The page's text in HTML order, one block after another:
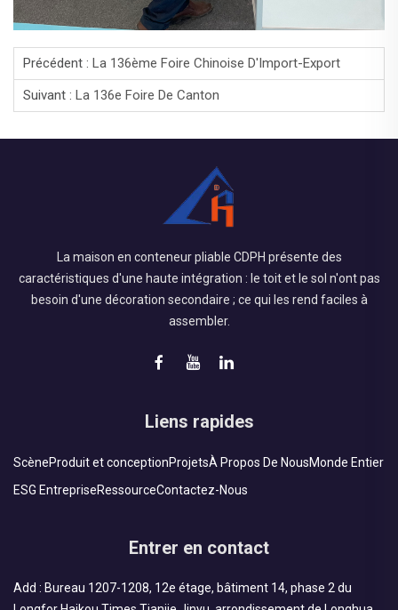
Précédent : La 136ème Foire Chinoise D'Import-Export
Suivant : La 136e Foire De Canton
La maison en conteneur pliable CDPH présente des
caractéristiques d'une haute intégration : le toit et le sol n'ont pas
besoin d'une décoration secondaire ; ce qui les rend faciles à
assembler.
Liens rapides
ScèneProduit et conceptionProjetsÀ Propos De NousMonde Entier
ESG EntrepriseRessourceContactez-Nous
Entrer en contact
Add : Bureau 1207-1208, 12e étage, bâtiment 14, phase 2 du